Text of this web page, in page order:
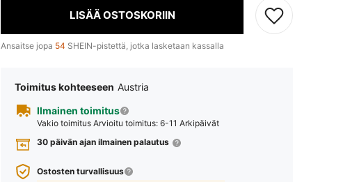
LISÄÄ OSTOSKORIIN
Ansaitse jopa 54 SHEIN-pistettä, jotka lasketaan kassalla
Toimitus kohteeseen Austria
Ilmainen toimitus
Vakio toimitus Arvioitu toimitus: 6-11 Arkipäivät
30 päivän ajan ilmainen palautus
Ostosten turvallisuus